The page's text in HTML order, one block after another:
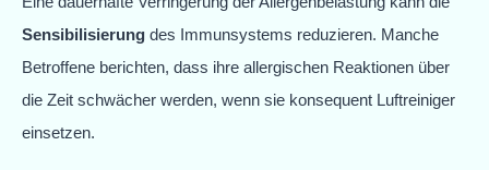
Sensibilisierung des Immunsystems reduzieren. Manche
Betroffene berichten, dass ihre allergischen Reaktionen über
die Zeit schwächer werden, wenn sie konsequent Luftreiniger
einsetzen.